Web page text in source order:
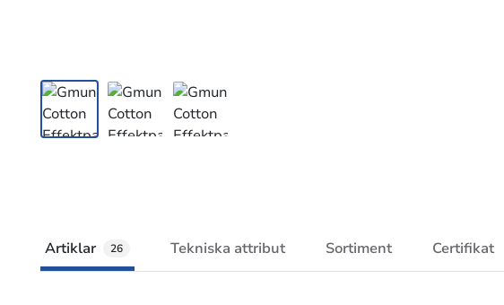
Artiklar 26 Tekniska attribut Sortiment Certifikat